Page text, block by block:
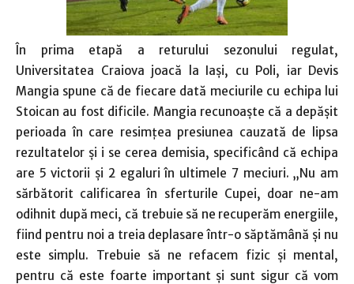
În prima etapă a returului sezonului regulat,
Universitatea Craiova joacă la Iaşi, cu Poli, iar Devis
Mangia spune că de fiecare dată meciurile cu echipa lui
Stoican au fost dificile. Mangia recunoaşte că a depăşit
perioada în care resimţea presiunea cauzată de lipsa
rezultatelor şi i se cerea demisia, specificând că echipa
are 5 victorii şi 2 egaluri în ultimele 7 meciuri. „Nu am
sărbătorit calificarea în sferturile Cupei, doar ne-am
odihnit după meci, că trebuie să ne recuperăm energiile,
fiind pentru noi a treia deplasare într-o săptămână şi nu
este simplu. Trebuie să ne refacem fizic şi mental,
pentru că este foarte important şi sunt sigur că vom